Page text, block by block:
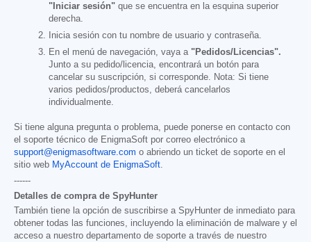
"Iniciar sesión" que se encuentra en la esquina superior
derecha.
Inicia sesión con tu nombre de usuario y contraseña.
En el menú de navegación, vaya a "Pedidos/Licencias".
Junto a su pedido/licencia, encontrará un botón para
cancelar su suscripción, si corresponde. Nota: Si tiene
varios pedidos/productos, deberá cancelarlos
individualmente.
Si tiene alguna pregunta o problema, puede ponerse en contacto con
el soporte técnico de EnigmaSoft por correo electrónico a
support@enigmasoftware.com o abriendo un ticket de soporte en el
sitio web MyAccount de EnigmaSoft.
------
Detalles de compra de SpyHunter
También tiene la opción de suscribirse a SpyHunter de inmediato para
obtener todas las funciones, incluyendo la eliminación de malware y el
acceso a nuestro departamento de soporte a través de nuestro